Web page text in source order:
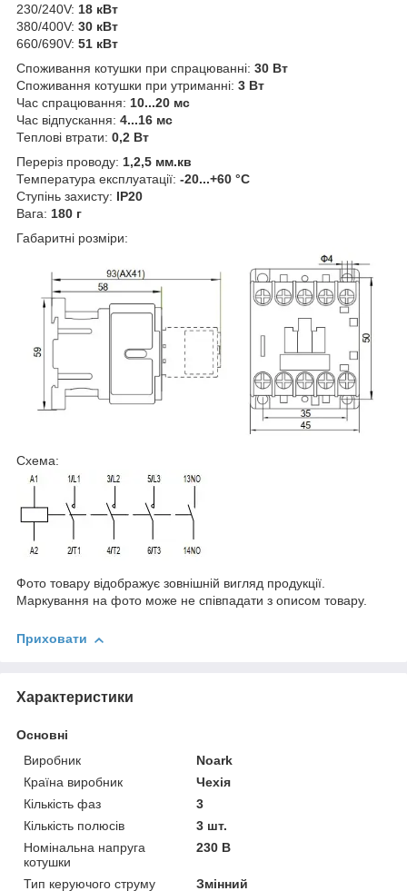
230/240V: 18 кВт
380/400V: 30 кВт
660/690V: 51 кВт
Споживання котушки при спрацюванні: 30 Вт
Споживання котушки при утриманні: 3 Вт
Час спрацювання: 10...20 мс
Час відпускання: 4...16 мс
Теплові втрати: 0,2 Вт
Переріз проводу: 1,2,5 мм.кв
Температура експлуатації: -20...+60 °C
Ступінь захисту: IP20
Вага: 180 г
Габаритні розміри:
Схема:
Фото товару відображує зовнішній вигляд продукції.
Маркування на фото може не співпадати з описом товару.
Приховати
Характеристики
Основні
Виробник
Noark
Країна виробник
Чехія
Кількість фаз
3
Кількість полюсів
3 шт.
Номінальна напруга
котушки
230 В
Тип керуючого струму Змінний